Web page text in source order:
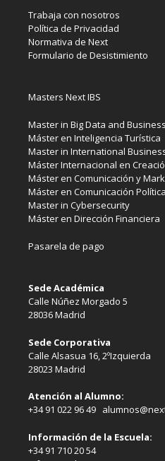
Trabaja con nosotros
Política de Privacidad
Normativa de Next
Formulario de Desistimiento
Masters Next IBS
Master in Big Data and
Máster en Inteligencia Turística
Master in International
Máster Internacional en
Máster en Comunicación y
Máster en Comunicación Política
Master in Cybersecurity
Máster en Dirección Financiera
Pasarela de pago
Sede Académica
Calle Núñez Morgado 5
28036 Madrid
Sede Corporativa
Calle Alsasua 16, 2ºIzquierda
28023 Madrid
Atención al Alumno:
+34 91 022 96 49
Información de la Escuela:
+34 91 710 20 54